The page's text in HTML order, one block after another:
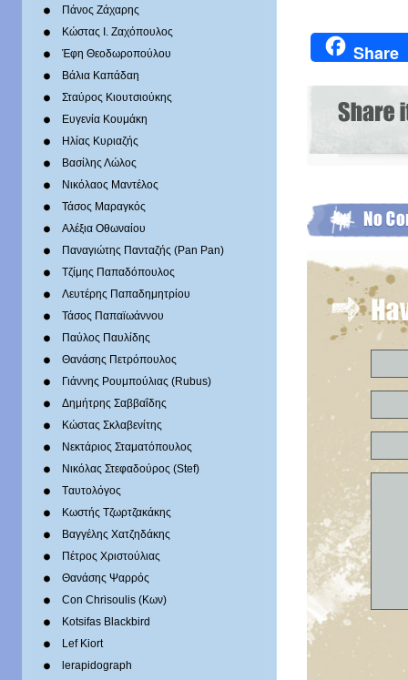
Πάνος Ζάχαρης
Κώστας Ι. Ζαχόπουλoς
Έφη Θεοδωροπούλου
Βάλια Καπάδαη
Σταύρος Κιουτσιούκης
Ευγενία Κουμάκη
Ηλίας Κυριαζής
Βασίλης Λώλος
Νικόλαος Μαντέλος
Τάσος Μαραγκός
Αλέξια Οθωναίου
Παναγιώτης Πανταζής (Pan Pan)
Τζίμης Παπαδόπουλος
Λευτέρης Παπαδημητρίου
Τάσος Παπαϊωάννου
Παύλος Παυλίδης
Θανάσης Πετρόπουλος
Γιάννης Ρουμπούλιας (Rubus)
Δημήτρης Σαββαΐδης
Κώστας Σκλαβενίτης
Νεκτάριος Σταματόπουλος
Νικόλας Στεφαδούρος (Stef)
Tαυτολόγος
Κωστής Τζωρτζακάκης
Βαγγέλης Χατζηδάκης
Πέτρος Χριστούλιας
Θανάσης Ψαρρός
Con Chrisoulis (Κων)
Kotsifas Blackbird
Lef Kiort
lerapidograph
Share